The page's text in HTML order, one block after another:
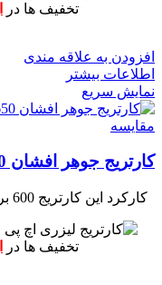
تخفیف ها در
افزودن به علاقه مندی
اطلاعات بیشتر
نمایش سریع
مقايسه
کارتریج جوهر افشان hp 650 رنگی اورجینال
کارکرد این کارتریج 600 برگ می باشد
تخفیف ها در